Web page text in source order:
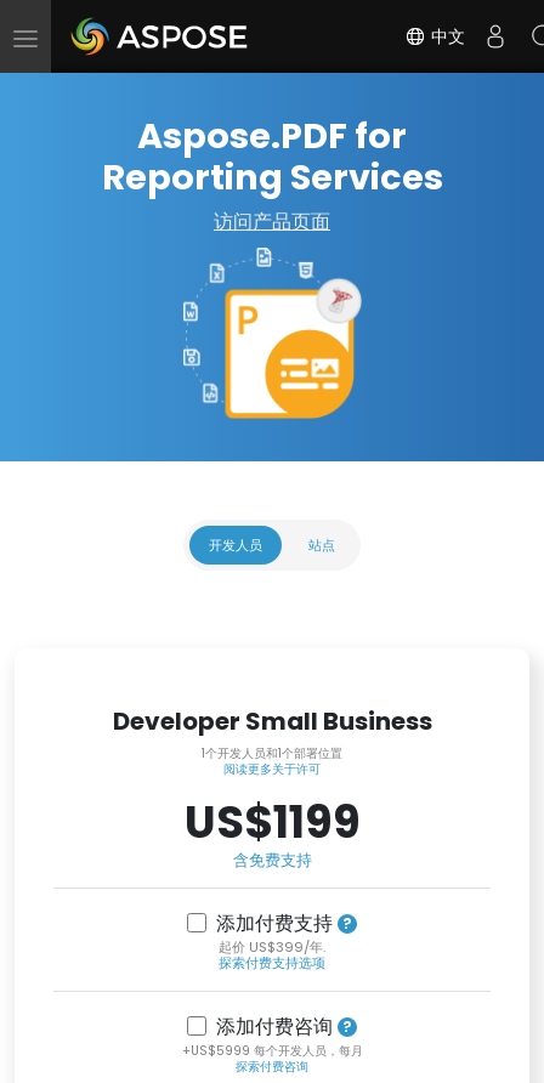
切
中文
Aspose.PDF for
Reporting Services
访问产品页面
开发人员 站点
Developer Small Business
1个开发人员和1个部署位置
阅读更多关于许可
US$1199
含免费支持
添加付费支持
起价 US$399/年.
探索付费支持选项
添加付费咨询
+US$5999 每个开发人员，每月
探索付费咨询